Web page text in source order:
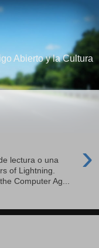
Abierto y la Cultura
›
lectura o una
of Lightning.
Computer Ag...